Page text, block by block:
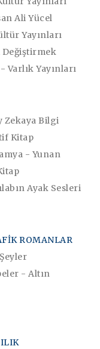
Ali Yücel
Yayınları
Değiştirmek
Yayınları
Zekaya Bilgi
Kitap
- Yunan
Ayak Sesleri
ROMANLAR
- Altın